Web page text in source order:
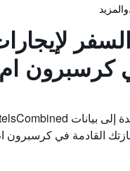
كرسبرون ام
القادمة في كرسبرون